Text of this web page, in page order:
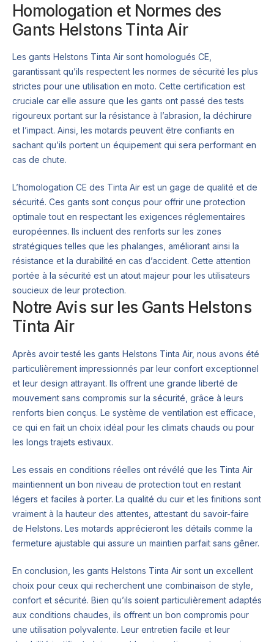
Homologation et Normes des
Gants Helstons Tinta Air
Les gants Helstons Tinta Air sont homologués CE,
garantissant qu’ils respectent les normes de sécurité les plus
strictes pour une utilisation en moto. Cette certification est
cruciale car elle assure que les gants ont passé des tests
rigoureux portant sur la résistance à l’abrasion, la déchirure
et l’impact. Ainsi, les motards peuvent être confiants en
sachant qu’ils portent un équipement qui sera performant en
cas de chute.
L’homologation CE des Tinta Air est un gage de qualité et de
sécurité. Ces gants sont conçus pour offrir une protection
optimale tout en respectant les exigences réglementaires
européennes. Ils incluent des renforts sur les zones
stratégiques telles que les phalanges, améliorant ainsi la
résistance et la durabilité en cas d’accident. Cette attention
portée à la sécurité est un atout majeur pour les utilisateurs
soucieux de leur protection.
Notre Avis sur les Gants Helstons
Tinta Air
Après avoir testé les gants Helstons Tinta Air, nous avons été
particulièrement impressionnés par leur confort exceptionnel
et leur design attrayant. Ils offrent une grande liberté de
mouvement sans compromis sur la sécurité, grâce à leurs
renforts bien conçus. Le système de ventilation est efficace,
ce qui en fait un choix idéal pour les climats chauds ou pour
les longs trajets estivaux.
Les essais en conditions réelles ont révélé que les Tinta Air
maintiennent un bon niveau de protection tout en restant
légers et faciles à porter. La qualité du cuir et les finitions sont
vraiment à la hauteur des attentes, attestant du savoir-faire
de Helstons. Les motards apprécieront les détails comme la
fermeture ajustable qui assure un maintien parfait sans gêner.
En conclusion, les gants Helstons Tinta Air sont un excellent
choix pour ceux qui recherchent une combinaison de style,
confort et sécurité. Bien qu’ils soient particulièrement adaptés
aux conditions chaudes, ils offrent un bon compromis pour
une utilisation polyvalente. Leur entretien facile et leur